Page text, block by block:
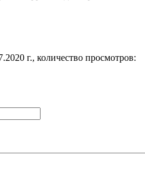
г., количество просмотров: